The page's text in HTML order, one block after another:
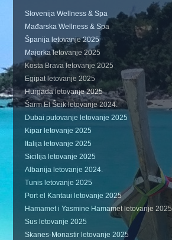
Slovenija Wellness & Spa
Mađarska Wellness & Spa
Španija letovanje 2025
Majorka letovanje 2025
Kosta Brava letovanje 2025
Egipat letovanje 2025
Hurgada letovanje 2025
Šarm El Šeik letovanje 2024.
Dubai putovanje letovanje 2025
Kipar letovanje 2025
Italija letovanje 2025
Sicilija letovanje 2025
Albanija letovanje 2024.
Tunis letovanje 2025
Port el Kantaui letovanje 2025
Hamamet i Yasmine Hamamet letovanje 2025
Sus letovanje 2025
Skanes-Monastir letovanje 2025